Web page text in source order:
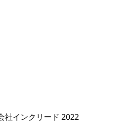
社インクリード 2022